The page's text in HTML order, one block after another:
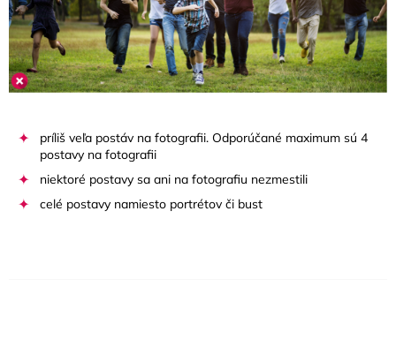
príliš veľa postáv na fotografii. Odporúčané maximum sú 4
postavy na fotografii
niektoré postavy sa ani na fotografiu nezmestili
celé postavy namiesto portrétov či bust